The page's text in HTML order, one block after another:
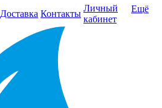
Доставка Контакты
Личный
кабинет
Ещё